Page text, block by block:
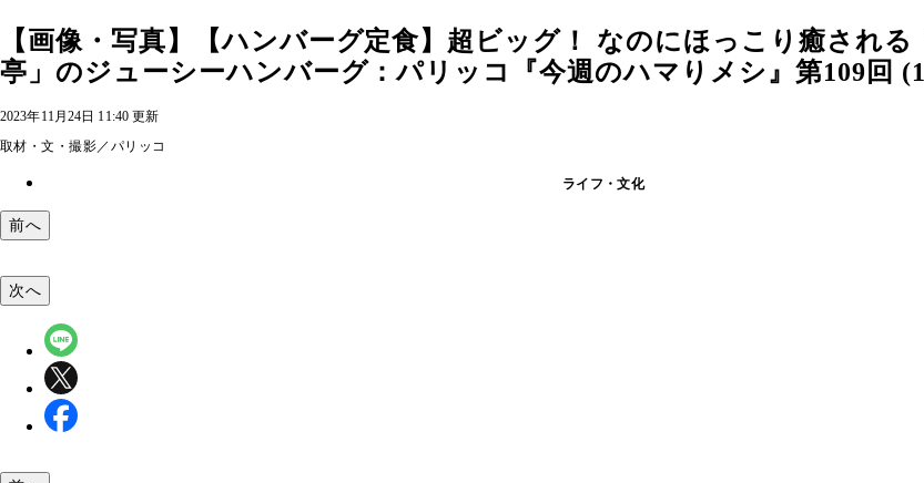
【画像・写真】【ハンバーグ定食】超ビッグ！ なのにほっこり癒される
亭」のジューシーハンバーグ：パリッコ『今週のハマりメシ』第109回
2023年11月24日 11:40 更新
取材・文・撮影／パリッコ
ライフ・文化
前へ
次へ